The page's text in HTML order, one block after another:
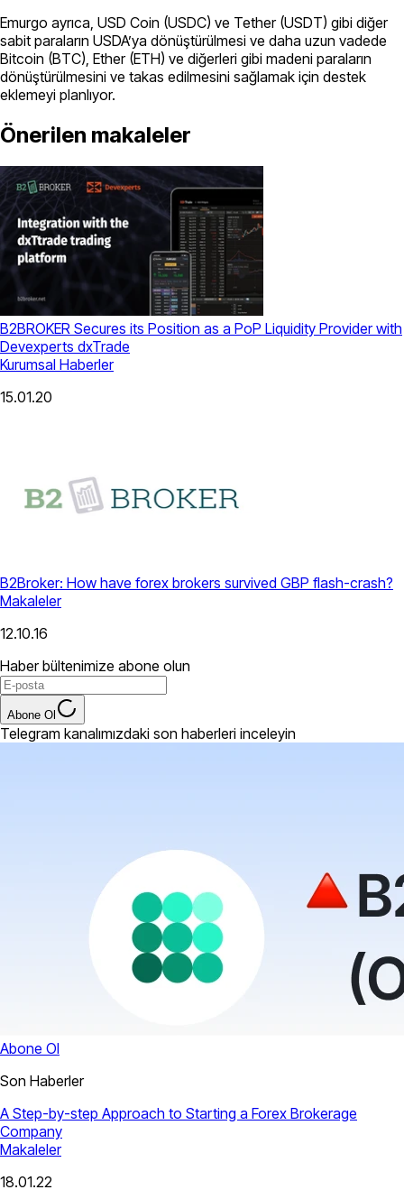
Emurgo ayrıca, USD Coin (USDC) ve Tether (USDT) gibi diğer
sabit paraların USDA’ya dönüştürülmesi ve daha uzun vadede
Bitcoin (BTC), Ether (ETH) ve diğerleri gibi madeni paraların
dönüştürülmesini ve takas edilmesini sağlamak için destek
eklemeyi planlıyor.
Önerilen makaleler
B2BROKER Secures its Position as a PoP Liquidity Provider with
Devexperts dxTrade
Kurumsal Haberler
15.01.20
B2Broker: How have forex brokers survived GBP flash-crash?
Makaleler
12.10.16
Haber bültenimize abone olun
Abone Ol
Telegram kanalımızdaki son haberleri inceleyin
Abone Ol
Son Haberler
A Step-by-step Approach to Starting a Forex Brokerage
Company
Makaleler
18.01.22